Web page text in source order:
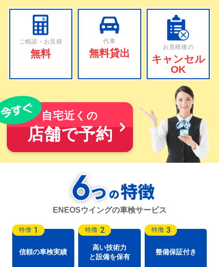
ご相談・お見積
無料
代車
無料貸出
お見積後の
キャンセル
OK
自宅近くの
店舗で予約
ENEOSウイングの車検サービス
特徴 1
信頼の車検実績
特徴 2
高い技術力
と設備を保有
特徴 3
整備保証付き